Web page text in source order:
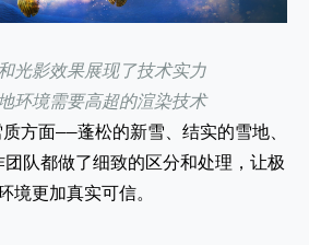
光影效果展现了技术实力
环境需要高超的渲染技术
方面——蓬松的新雪、结实的雪地、
队都做了细致的区分和处理，让极
境更加真实可信。